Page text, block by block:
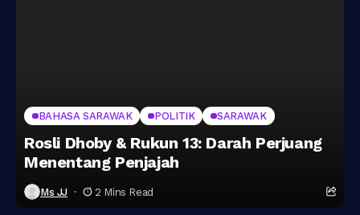
BAHASA SARAWAK POLITIK SARAWAK
Rosli Dhoby & Rukun 13: Darah Perjuang
Menentang Penjajah
Ms JJ 2 Mins Read